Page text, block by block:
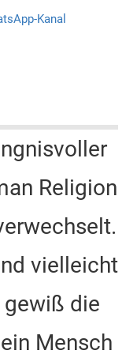
Kanal
Religion
vielleicht
die
Mensch